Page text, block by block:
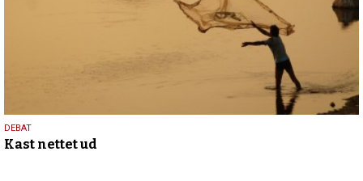
7.
maj
DEBAT
Kast nettet ud